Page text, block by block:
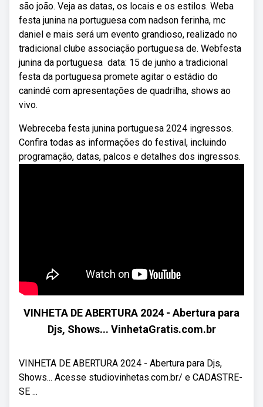
são joão. Veja as datas, os locais e os estilos. Weba
festa junina na portuguesa com nadson ferinha, mc
daniel e mais será um evento grandioso, realizado no
tradicional clube associação portuguesa de. Webfesta
junina da portuguesa ️ data: 15 de junho a tradicional
festa da portuguesa promete agitar o estádio do
canindé com apresentações de quadrilha, shows ao
vivo.
Webreceba festa junina portuguesa 2024 ingressos.
Confira todas as informações do festival, incluindo
programação, datas, palcos e detalhes dos ingressos.
VINHETA DE ABERTURA 2024 - Abertura para
Djs, Shows... VinhetaGratis.com.br
VINHETA DE ABERTURA 2024 - Abertura para Djs,
Shows... Acesse studiovinhetas.com.br/ e CADASTRE-
SE ...